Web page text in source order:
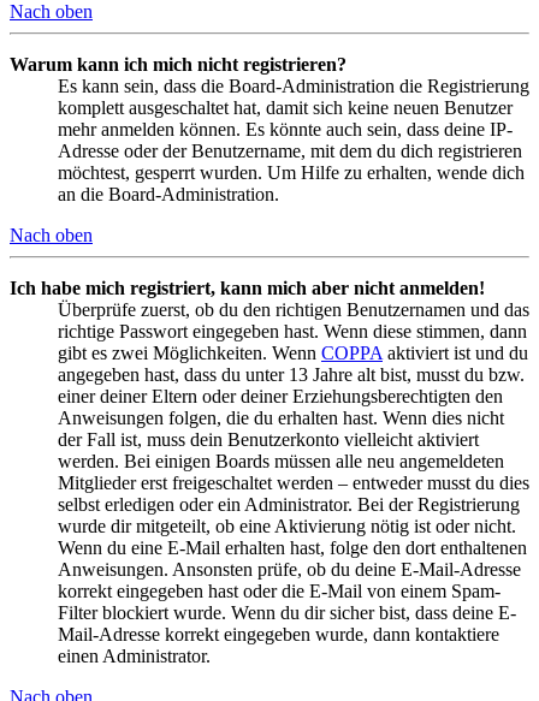
Nach oben
Warum kann ich mich nicht registrieren?
Es kann sein, dass die Board-Administration die Registrierung
komplett ausgeschaltet hat, damit sich keine neuen Benutzer
mehr anmelden können. Es könnte auch sein, dass deine IP-
Adresse oder der Benutzername, mit dem du dich registrieren
möchtest, gesperrt wurden. Um Hilfe zu erhalten, wende dich
an die Board-Administration.
Nach oben
Ich habe mich registriert, kann mich aber nicht anmelden!
Überprüfe zuerst, ob du den richtigen Benutzernamen und das
richtige Passwort eingegeben hast. Wenn diese stimmen, dann
gibt es zwei Möglichkeiten. Wenn COPPA aktiviert ist und du
angegeben hast, dass du unter 13 Jahre alt bist, musst du bzw.
einer deiner Eltern oder deiner Erziehungsberechtigten den
Anweisungen folgen, die du erhalten hast. Wenn dies nicht
der Fall ist, muss dein Benutzerkonto vielleicht aktiviert
werden. Bei einigen Boards müssen alle neu angemeldeten
Mitglieder erst freigeschaltet werden – entweder musst du dies
selbst erledigen oder ein Administrator. Bei der Registrierung
wurde dir mitgeteilt, ob eine Aktivierung nötig ist oder nicht.
Wenn du eine E-Mail erhalten hast, folge den dort enthaltenen
Anweisungen. Ansonsten prüfe, ob du deine E-Mail-Adresse
korrekt eingegeben hast oder die E-Mail von einem Spam-
Filter blockiert wurde. Wenn du dir sicher bist, dass deine E-
Mail-Adresse korrekt eingegeben wurde, dann kontaktiere
einen Administrator.
Nach oben